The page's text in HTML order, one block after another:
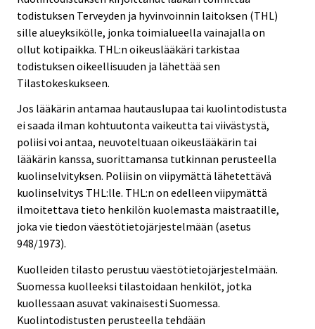
todistuksen Terveyden ja hyvinvoinnin laitoksen (THL)
sille alueyksikölle, jonka toimialueella vainajalla on
ollut kotipaikka. THL:n oikeuslääkäri tarkistaa
todistuksen oikeellisuuden ja lähettää sen
Tilastokeskukseen.
Jos lääkärin antamaa hautauslupaa tai kuolintodistusta
ei saada ilman kohtuutonta vaikeutta tai viivästystä,
poliisi voi antaa, neuvoteltuaan oikeuslääkärin tai
lääkärin kanssa, suorittamansa tutkinnan perusteella
kuolinselvityksen. Poliisin on viipymättä lähetettävä
kuolinselvitys THL:lle. THL:n on edelleen viipymättä
ilmoitettava tieto henkilön kuolemasta maistraatille,
joka vie tiedon väestötietojärjestelmään (asetus
948/1973).
Kuolleiden tilasto perustuu väestötietojärjestelmään.
Suomessa kuolleeksi tilastoidaan henkilöt, jotka
kuollessaan asuvat vakinaisesti Suomessa.
Kuolintodistusten perusteella tehdään